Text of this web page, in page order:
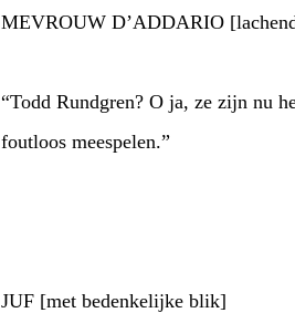
MEVROUW D’ADDARIO
“Todd Rundgren? O ja, ze zijn nu
foutloos meespelen.”
JUF [met bedenkelijke blik]